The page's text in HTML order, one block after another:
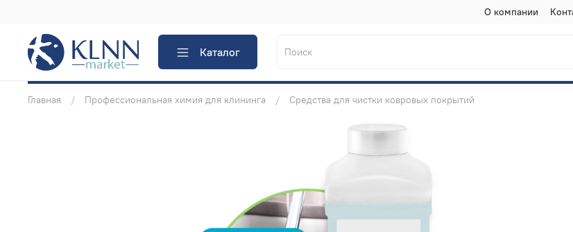
О компании
Каталог
Главная Профессиональная химия для клининга
Средства для чистки ковровых покрытий